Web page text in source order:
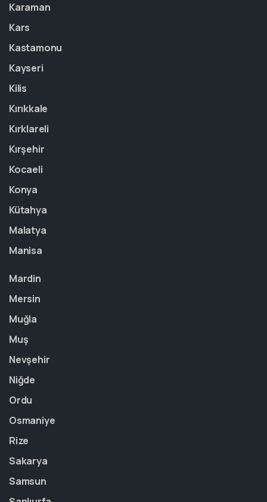
Karaman
Kars
Kastamonu
Kayseri
Kilis
Kırıkkale
Kırklareli
Kırşehir
Kocaeli
Konya
Kütahya
Malatya
Manisa
Mardin
Mersin
Muğla
Muş
Nevşehir
Niğde
Ordu
Osmaniye
Rize
Sakarya
Samsun